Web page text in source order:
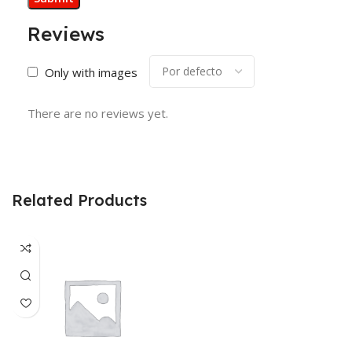
Reviews
Only with images
There are no reviews yet.
Related Products